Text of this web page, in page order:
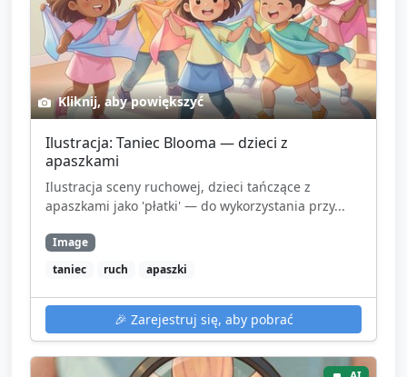
Kliknij, aby powiększyć
Ilustracja: Taniec Blooma — dzieci z
apaszkami
Ilustracja sceny ruchowej, dzieci tańczące z
apaszkami jako 'płatki' — do wykorzystania przy...
Image
taniec
ruch apaszki
🎉 Zarejestruj się, aby pobrać